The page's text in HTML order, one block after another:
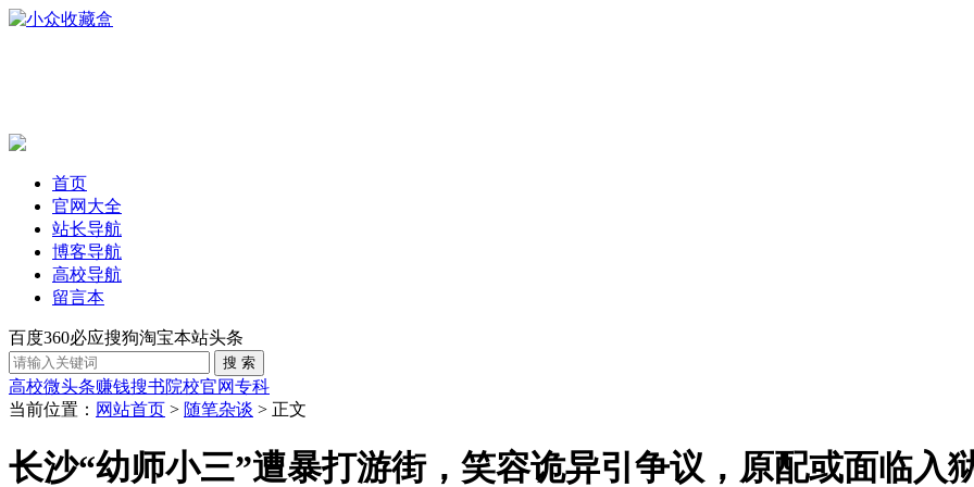
首页
官网大全
站长导航
博客导航
高校导航
留言本
百度360必应搜狗淘宝本站头条
高校微头条赚钱搜书院校官网专科
当前位置： 网站首页 > 随笔杂谈 > 正文
长沙“幼师小三”遭暴打游街，笑容诡异引争议，原配或面临入